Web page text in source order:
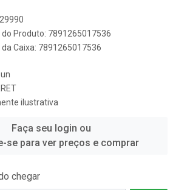
Produto: 7891265017536
Caixa: 7891265017536
ilustrativa
Faça seu login ou
se para ver preços e comprar
chegar